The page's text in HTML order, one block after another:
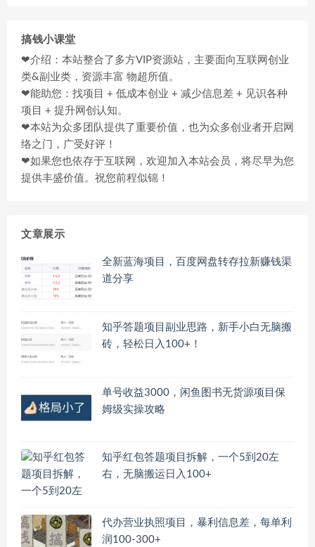
搞钱小课堂
❤介绍：本站整合了多方VIP资源站，主要面向互联网创业
类&副业类，资源丰富 物超所值。
❤能助您：找项目 + 低成本创业 + 减少信息差 + 见识各种
项目 + 提升网创认知。
❤本站为众多团队提供了重要价值，也为众多创业者开启网
络之门，广受好评！
❤如果您也依存于互联网，欢迎加入本站会员，将尽早为您
提供丰盛价值。祝您前程似锦！
文章展示
全新蓝海项目，百度网盘转存拉新赚钱渠
道分享
知乎答题项目副业思路，新手小白无脑搬
砖，轻松日入100+！
单号收益3000，闲鱼图书无货源项目保
姆级实操攻略
知乎红包答题项目拆解，一个5到20左
右，无脑搬运日入100+
代办营业执照项目，暴利信息差，每单利
润100-300+